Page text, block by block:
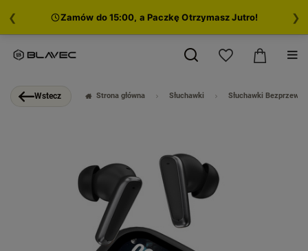
Zamów do 15:00, a Paczkę Otrzymasz Jutro!
❮ ❯
Strona główna Słuchawki Słuchawki